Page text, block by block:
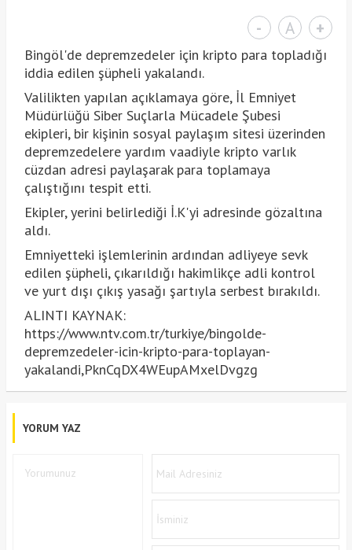
- A +
Bingöl'de depremzedeler için kripto para topladığı
iddia edilen şüpheli yakalandı.
Valilikten yapılan açıklamaya göre, İl Emniyet
Müdürlüğü Siber Suçlarla Mücadele Şubesi
ekipleri, bir kişinin sosyal paylaşım sitesi üzerinden
depremzedelere yardım vaadiyle kripto varlık
cüzdan adresi paylaşarak para toplamaya
çalıştığını tespit etti.
Ekipler, yerini belirlediği İ.K'yi adresinde gözaltına
aldı.
Emniyetteki işlemlerinin ardından adliyeye sevk
edilen şüpheli, çıkarıldığı hakimlikçe adli kontrol
ve yurt dışı çıkış yasağı şartıyla serbest bırakıldı.
ALINTI KAYNAK:
https://www.ntv.com.tr/turkiye/bingolde-
depremzedeler-icin-kripto-para-toplayan-
yakalandi,PknCqDX4WEupAMxelDvgzg
YORUM YAZ